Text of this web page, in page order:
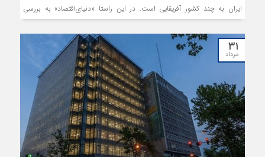
ایران به چند کشور آفریقایی است. در این راستا «دنیای‌اقتصاد» به بررسی
روابط تجاری ایران با آفریقا پرداخته است. ارزیابی‌ها نشان می‌دهد حضور
کشورهای آفریقایی در لیست مقاصد اصلی صادرات ایران کمرنگ بوده است.
۳۱
مرداد